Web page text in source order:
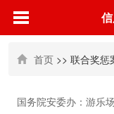
首页 >> 联合奖惩
国务院安委办：游乐